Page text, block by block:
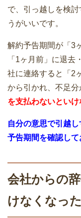
し
地
リ
引
で、引っ越しを検
うがいいです。
解約予告期間が「3
「1ヶ月前」に退去
社に連絡すると「2
から引かれ、不足分
を支払わないとい
自分の意思で引越
予告期間を確認して
会社からの
けなくなっ